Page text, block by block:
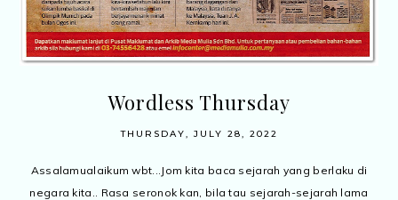
Wordless Thursday
THURSDAY, JULY 28, 2022
Assalamualaikum wbt...Jom kita baca sejarah yang berlaku di
negara kita.. Rasa seronok kan, bila tau sejarah-sejarah lama